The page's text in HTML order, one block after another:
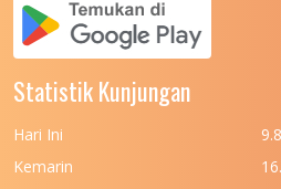
UNIVERSITAS PADJADJARAN
UNIVERSITAS PATTIMURA
(UPN) VETERAN JAKARTA
Statistik Kunjungan
Hari Ini
Kemarin